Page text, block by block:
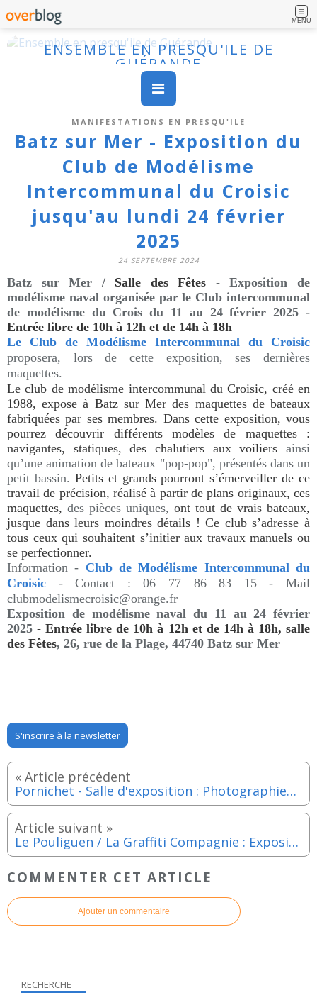
MENU
ENSEMBLE EN PRESQU'ILE DE
GUÉRANDE
MANIFESTATIONS EN PRESQU'ILE
Batz sur Mer - Exposition du
Club de Modélisme
Intercommunal du Croisic
jusqu'au lundi 24 février
2025
24 SEPTEMBRE 2024
Batz sur Mer / Salle des Fêtes - Exposition de
modélisme naval organisée par le Club intercommunal
de modélisme du Crois du 11 au 24 février 2025 -
Entrée libre de 10h à 12h et de 14h à 18h
Le Club de Modélisme Intercommunal du Croisic
proposera, lors de cette exposition, ses dernières
maquettes.
Le club de modélisme intercommunal du Croisic, créé en
1988, expose à Batz sur Mer des maquettes de bateaux
fabriquées par ses membres. Dans cette exposition, vous
pourrez découvrir différents modèles de maquettes :
navigantes, statiques, des chalutiers aux voiliers ainsi
qu’une animation de bateaux "pop-pop", présentés dans un
petit bassin. Petits et grands pourront s’émerveiller de ce
travail de précision, réalisé à partir de plans originaux, ces
maquettes, des pièces uniques, ont tout de vrais bateaux,
jusque dans leurs moindres détails ! Ce club s’adresse à
tous ceux qui souhaitent s’initier aux travaux manuels ou
se perfectionner.
Information - Club de Modélisme Intercommunal du
Croisic - Contact : 06 77 86 83 15 - Mail
clubmodelismecroisic@orange.fr
Exposition de modélisme naval du 11 au 24 février
2025 - Entrée libre de 10h à 12h et de 14h à 18h, salle
des Fêtes, 26, rue de la Plage, 44740 Batz sur Mer
S'inscrire à la newsletter
Pornichet - Salle d'exposition : Photographies "Ombre et lumière", par l'UIA Saint-Nazaire jusqu'au 23 février 2025
Le Pouliguen / La Graffiti Compagnie : Exposition "Y a pas de mâle ! Portraits 100% féminins" du samedi 15 février au dimanche 2 mars 2025
COMMENTER CET ARTICLE
Ajouter un commentaire
RECHERCHE